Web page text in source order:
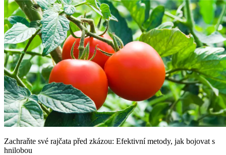
Zachraňte své rajčata před zkázou: Efektivní metody, jak bojovat s
hnilobou